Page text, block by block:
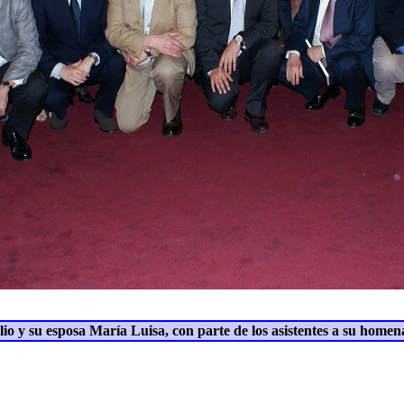
y su esposa María Luisa, con parte de los asistentes a su